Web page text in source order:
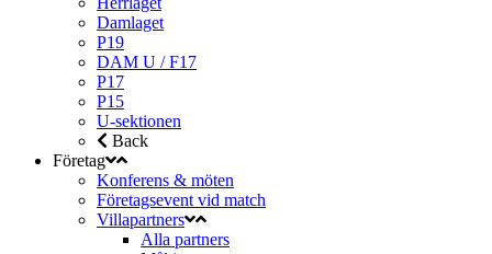
Damlaget
P19
DAM U / F17
P17
P15
U-sektionen
Back
Företag
Konferens & möten
Företagsevent vid match
Villapartners
Alla partners